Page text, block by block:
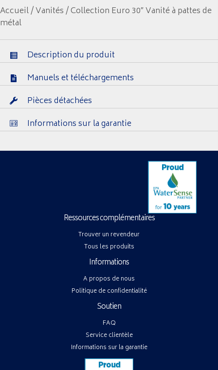
Accueil/Vanités/ Collection Euro 30″ Vanité à pattes de
métal
Description du produit
Manuels et téléchargements
Pièces détachées
Informations sur la garantie
Ressources complémentaires
Trouver un revendeur
Tous les produits
Informations
A propos de nous
Politique de confidentialité
Soutien
FAQ
Service clientèle
Informations sur la garantie